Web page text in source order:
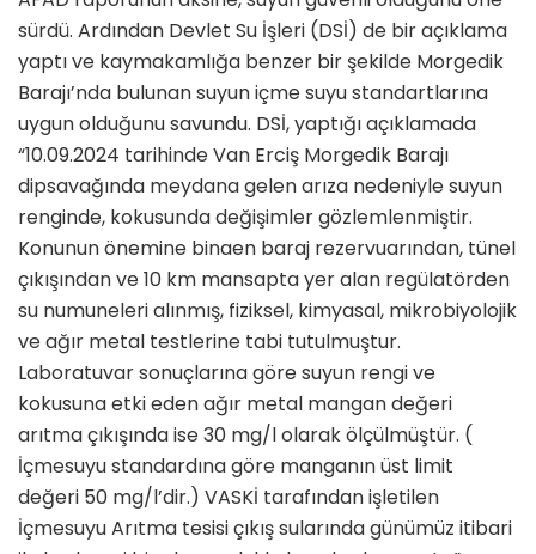
sürdü. Ardından Devlet Su İşleri (DSİ) de bir açıklama
yaptı ve kaymakamlığa benzer bir şekilde Morgedik
Barajı’nda bulunan suyun içme suyu standartlarına
uygun olduğunu savundu. DSİ, yaptığı açıklamada
“10.09.2024 tarihinde Van Erciş Morgedik Barajı
dipsavağında meydana gelen arıza nedeniyle suyun
renginde, kokusunda değişimler gözlemlenmiştir.
Konunun önemine binaen baraj rezervuarından, tünel
çıkışından ve 10 km mansapta yer alan regülatörden
su numuneleri alınmış, fiziksel, kimyasal, mikrobiyolojik
ve ağır metal testlerine tabi tutulmuştur.
Laboratuvar sonuçlarına göre suyun rengi ve
kokusuna etki eden ağır metal mangan değeri
arıtma çıkışında ise 30 mg/l olarak ölçülmüştür. (
İçmesuyu standardına göre manganın üst limit
değeri 50 mg/l’dir.) VASKİ tarafından işletilen
İçmesuyu Arıtma tesisi çıkış sularında günümüz itibari